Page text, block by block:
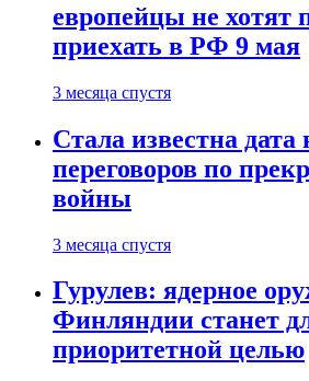
европейцы не хотят
приехать в РФ 9 мая
3 месяца спустя
Стала известна дата
переговоров по
войны
3 месяца спустя
Гурулев: ядерное
Финляндии станет
приоритетной целью